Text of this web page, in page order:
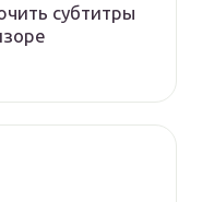
субтитры